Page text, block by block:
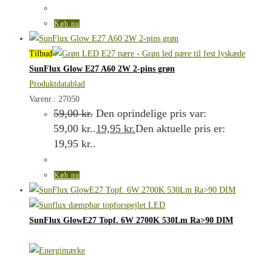
Køb nu
Tilbud
SunFlux Glow E27 A60 2W 2-pins grøn
Produktdatablad
Varenr.: 27050
59,00kr. Den oprindelige pris var:
59,00 kr..19,95 kr.Den aktuelle pris er:
19,95 kr..
Køb nu
SunFlux GlowE27 Topf. 6W 2700K 530Lm Ra>90 DIM